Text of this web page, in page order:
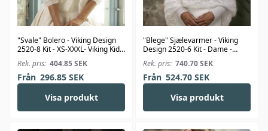
"Svale" Bolero - Viking Design
2520-8 Kit - XS-XXXL- Viking Kid-
Silk
Rek. pris: 404.85SEK
Från 296.85SEK
Visa produkt
"Blege" Sjælevarmer - Viking
Design 2520-6 Kit - Dame -
Viking Kid-Silk
Rek. pris: 740.70SEK
Från 524.70SEK
Visa produkt